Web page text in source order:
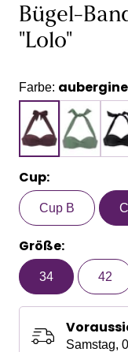
Bügel-
"Lolo"
Farbe: aubergine
Cup:
Cup B
Größe:
34 42
Samstag,